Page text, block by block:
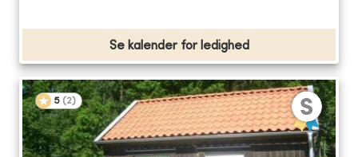
Se kalender for ledighed
5 (2)